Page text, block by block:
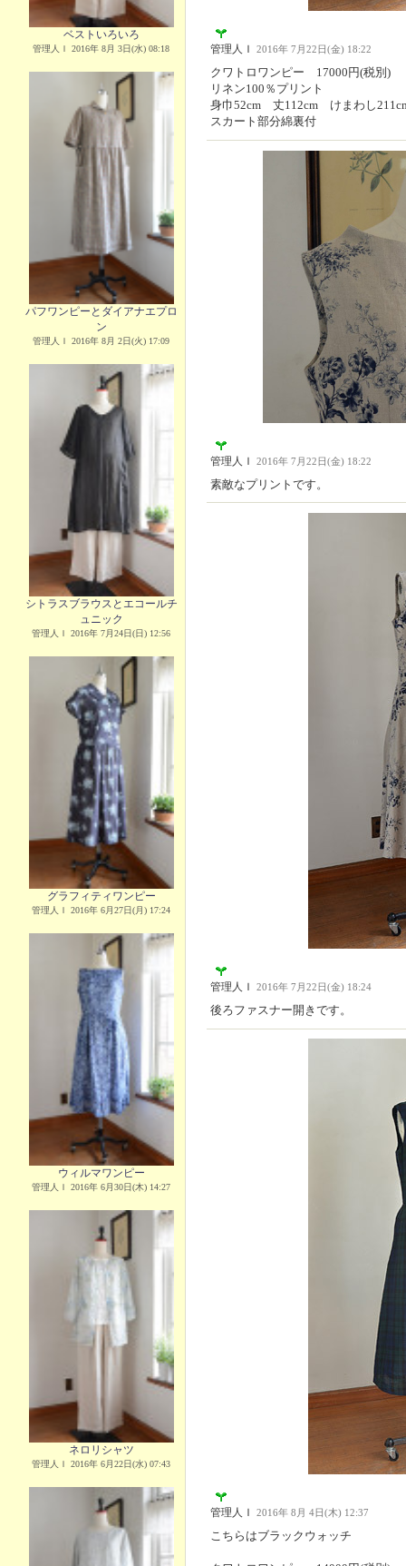
ベストいろいろ
管理人Ｉ 2016年 8月 3日(水) 08:18
パフワンピーとダイアナエプロ
ン
管理人Ｉ 2016年 8月 2日(火) 17:09
シトラスブラウスとエコールチ
ュニック
管理人Ｉ 2016年 7月24日(日) 12:56
グラフィティワンピー
管理人Ｉ 2016年 6月27日(月) 17:24
ウィルマワンピー
管理人Ｉ 2016年 6月30日(木) 14:27
ネロリシャツ
管理人Ｉ 2016年 6月22日(水) 07:43
管理人Ｉ 2016年 7月22日(金) 18:22
クワトロワンピー 17000円(税別)
リネン100％プリント
身巾52cm 丈112cm けまわし
スカート部分綿裏付
管理人Ｉ 2016年 7月22日(金) 18:22
素敵なプリントです。
管理人Ｉ 2016年 7月22日(金) 18:24
後ろファスナー開きです。
管理人Ｉ 2016年 8月 4日(木) 12:37
こちらはブラックウォッチ